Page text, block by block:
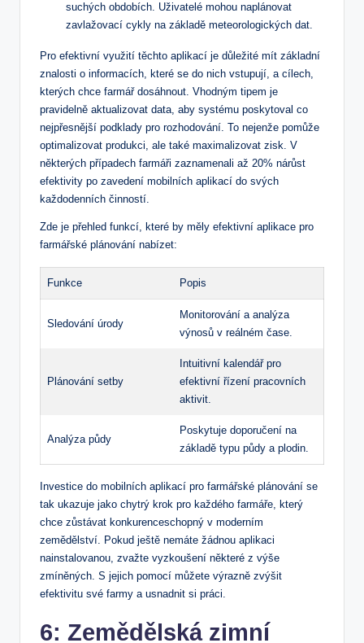
suchých obdobích. Uživatelé mohou naplánovat
zavlažovací cykly na základě meteorologických dat.
Pro efektivní využití těchto aplikací je důležité mít základní
znalosti o informacích, které se do nich vstupují, a cílech,
kterých chce farmář dosáhnout. Vhodným tipem je
pravidelně aktualizovat data, aby systému poskytoval co
nejpřesnější podklady pro rozhodování. To nejenže pomůže
optimalizovat produkci, ale také maximalizovat zisk. V
některých případech farmáři zaznamenali až 20% nárůst
efektivity po zavedení mobilních aplikací do svých
každodenních činností.
Zde je přehled funkcí, které by měly efektivní aplikace pro
farmářské plánování nabízet:
Funkce Popis
Sledování úrody
Monitorování a analýza
výnosů v reálném čase.
Plánování setby
Intuitivní kalendář pro
efektivní řízení pracovních
aktivit.
Analýza půdy
Poskytuje doporučení na
základě typu půdy a plodin.
Investice do mobilních aplikací pro farmářské plánování se
tak ukazuje jako chytrý krok pro každého farmáře, který
chce zůstávat konkurenceschopný v moderním
zemědělství. Pokud ještě nemáte žádnou aplikaci
nainstalovanou, zvažte vyzkoušení některé z výše
zmíněných. S jejich pomocí můžete výrazně zvýšit
efektivitu své farmy a usnadnit si práci.
6: Zemědělská zimní